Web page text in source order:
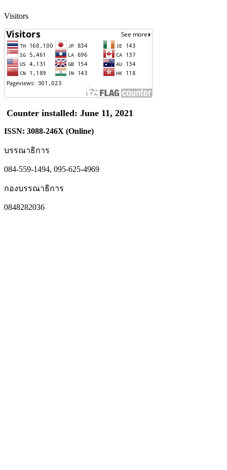
Visitors
Counter installed: June 11, 2021
ISSN: 3088-246X (Online)
บรรณาธิการ
084-559-1494, 095-625-4969
กองบรรณาธิการ
0848282036